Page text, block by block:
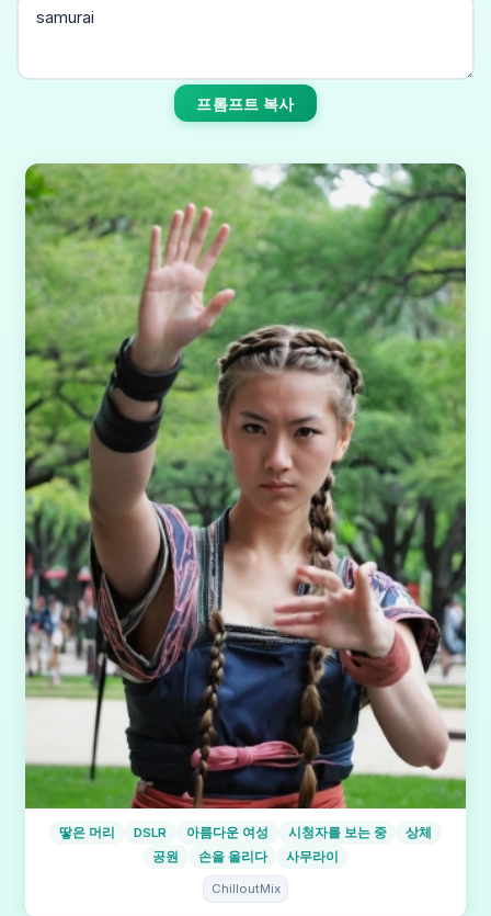
프롬프트 복사
땋은 머리 DSLR 아름다운 여성 시청자를 보는 중
상체
공원
손을 올리다 사무라이
ChilloutMix